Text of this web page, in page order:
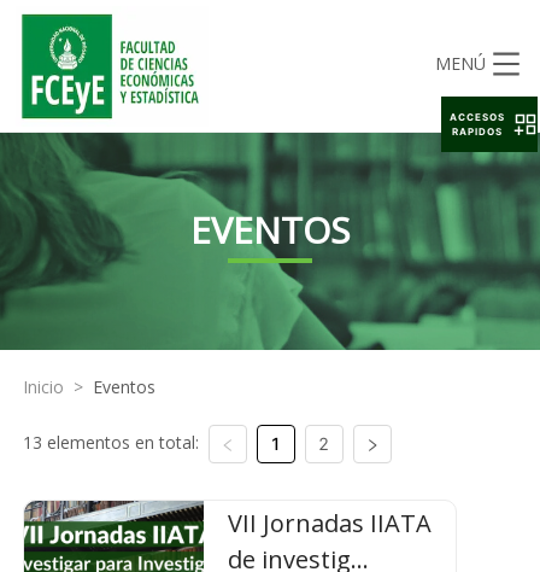
MENÚ
EVENTOS
Inicio > Eventos
13 elementos en total: 1 2
VII Jornadas IIATA
de investig...
ACCESOS
RAPIDOS